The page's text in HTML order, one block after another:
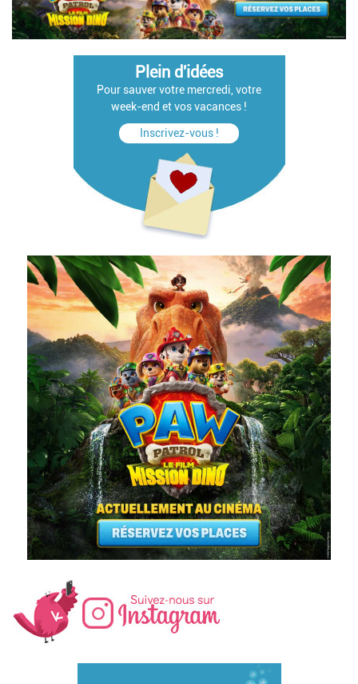
Plein d'idées
Pour sauver votre mercredi, votre
week-end et vos vacances !
Inscrivez-vous !